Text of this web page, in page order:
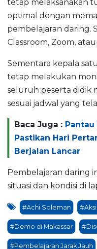
tetap melaksanakan
optimal dengan
pembelajaran daring.
Classroom, Zoom,
Sementara kepala
tetap melakukan
seluruh peserta didik
sesuai jadwal yang
Baca Juga : Pantau
Pastikan Hari
Berjalan Lancar
Pembelajaran daring
situasi dan kondisi di
#Achi Soleman
#Demo di Makassar
#Pembelajaran Jarak Jauh